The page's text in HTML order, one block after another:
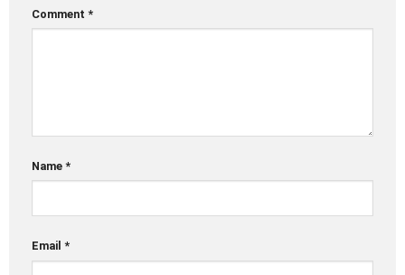
Comment *
Name *
Email *